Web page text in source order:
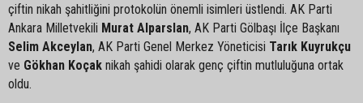
çiftin nikah şahitliğini protokolün önemli isimleri üstlendi. AK Parti
Ankara Milletvekili Murat Alparslan, AK Parti Gölbaşı İlçe Başkanı
Selim Akceylan, AK Parti Genel Merkez Yöneticisi Tarık Kuyrukçu
ve Gökhan Koçak nikah şahidi olarak genç çiftin mutluluğuna ortak
oldu.